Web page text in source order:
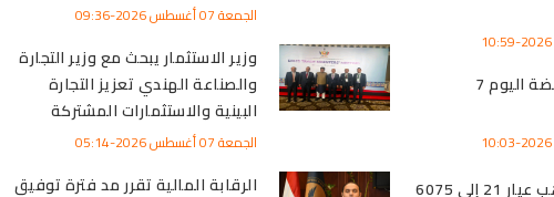
صعود أسعار الفضة اليوم 7
ارتفاع سعر الذهب عيار 21 إلى 6075
الجمعة 07 أغسطس 2026-09:36
وزير الاستثمار يبحث مع وزير التجارة
والصناعة الهندي تعزيز التجارة
البينية والاستثمارات المشتركة
الجمعة 07 أغسطس 2026-05:14
الرقابة المالية تقرر مد فترة توفيق